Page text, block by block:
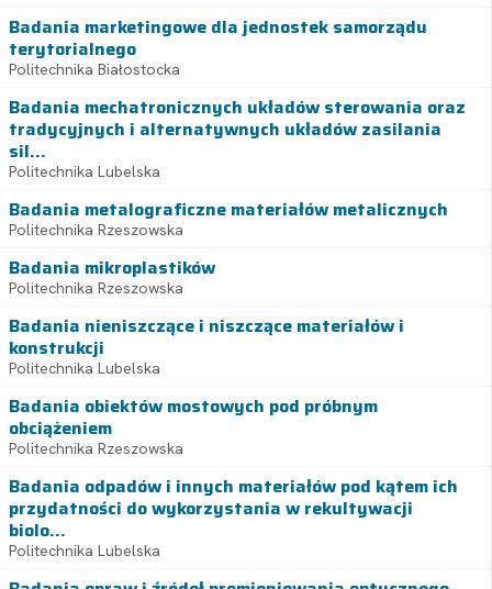
Badania marketingowe dla jednostek samorządu
terytorialnego
Politechnika Białostocka
Badania mechatronicznych układów sterowania oraz
tradycyjnych i alternatywnych układów zasilania
sil...
Politechnika Lubelska
Badania metalograficzne materiałów metalicznych
Politechnika Rzeszowska
Badania mikroplastików
Politechnika Rzeszowska
Badania nieniszczące i niszczące materiałów i
konstrukcji
Politechnika Lubelska
Badania obiektów mostowych pod próbnym
obciążeniem
Politechnika Rzeszowska
Badania odpadów i innych materiałów pod kątem ich
przydatności do wykorzystania w rekultywacji
biolo...
Politechnika Lubelska